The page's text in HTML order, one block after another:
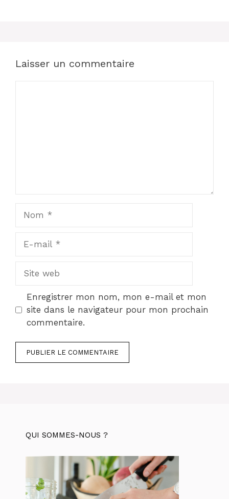
Laisser un commentaire
mail
web
Enregistrer mon nom, mon e-mail et mon
site dans le navigateur pour mon prochain
commentaire.
QUI SOMMES-NOUS ?